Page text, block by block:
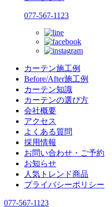
077-567-1123
カーテン施工例
Before/After施工例
カーテン知識
カーテンの選び方
会社概要
アクセス
よくある質問
採用情報
お問い合わせ・ご予約
お知らせ
人気トレンド商品
プライバシーポリシー
077-567-1123